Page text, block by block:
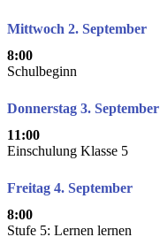
Mittwoch 2. September
8:00
Schulbeginn
Donnerstag 3. September
11:00
Einschulung Klasse 5
Freitag 4. September
8:00
Stufe 5: Lernen lernen